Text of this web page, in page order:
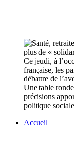
Ce jeudi, à
française, les
débattre de
Une table
précisions
politique
Accueil